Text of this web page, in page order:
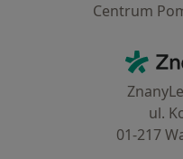
Centrum
ul.
01-217